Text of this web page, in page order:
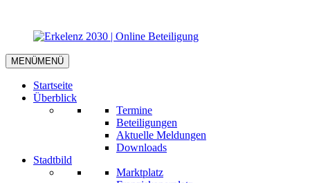
MENÜMENÜ
Startseite
Überblick
Termine
Beteiligungen
Aktuelle Meldungen
Downloads
Stadtbild
Marktplatz